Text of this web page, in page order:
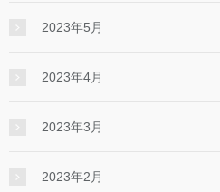
2023年5月
2023年4月
2023年3月
2023年2月